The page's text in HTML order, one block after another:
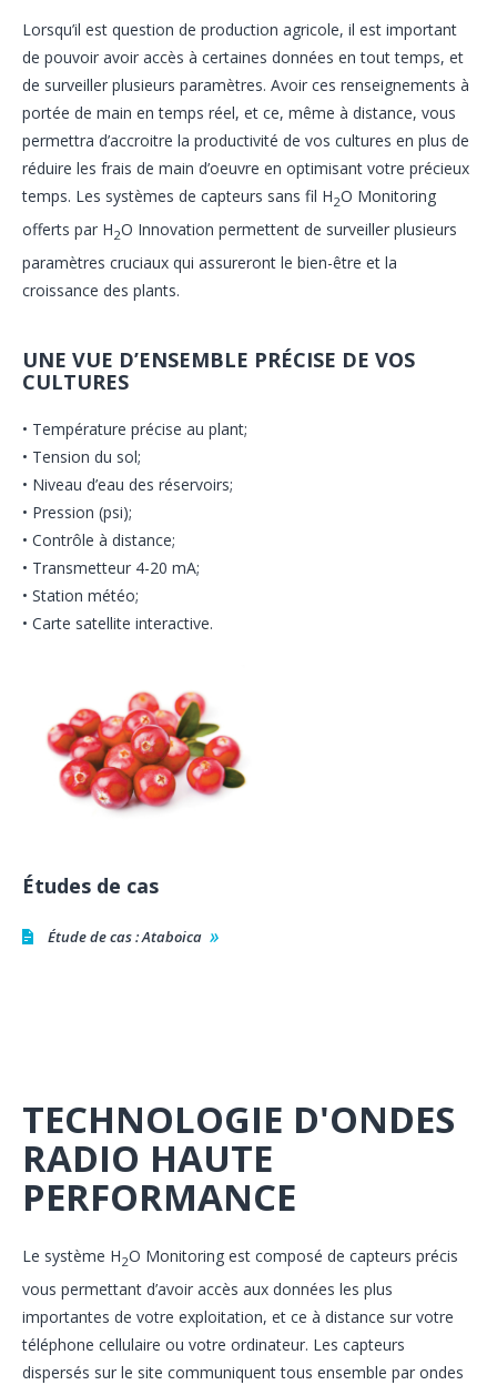
Lorsqu’il est question de production agricole, il est important
de pouvoir avoir accès à certaines données en tout temps, et
de surveiller plusieurs paramètres. Avoir ces renseignements à
portée de main en temps réel, et ce, même à distance, vous
permettra d’accroitre la productivité de vos cultures en plus de
réduire les frais de main d’oeuvre en optimisant votre précieux
temps. Les systèmes de capteurs sans fil H2O Monitoring
offerts par H2O Innovation permettent de surveiller plusieurs
paramètres cruciaux qui assureront le bien-être et la
croissance des plants.
UNE VUE D’ENSEMBLE PRÉCISE DE VOS
CULTURES
• Température précise au plant;
• Tension du sol;
• Niveau d’eau des réservoirs;
• Pression (psi);
• Contrôle à distance;
• Transmetteur 4-20 mA;
• Station météo;
• Carte satellite interactive.
Études de cas
Étude de cas : Ataboica
TECHNOLOGIE D'ONDES
RADIO HAUTE
PERFORMANCE
Le système H2O Monitoring est composé de capteurs précis
vous permettant d’avoir accès aux données les plus
importantes de votre exploitation, et ce à distance sur votre
téléphone cellulaire ou votre ordinateur. Les capteurs
dispersés sur le site communiquent tous ensemble par ondes